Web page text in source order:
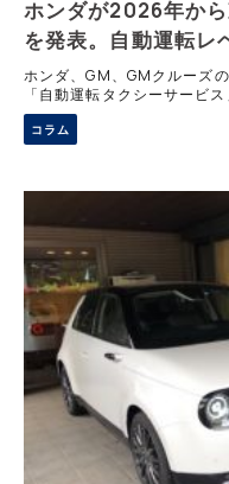
ホンダが2026年か
を発表。自動運転レ
ホンダ、GM、GMクルーズ
「自動運転タクシーサービ
ご弁会社を2024年に設立す
く取材した。 狙いは「
コラム